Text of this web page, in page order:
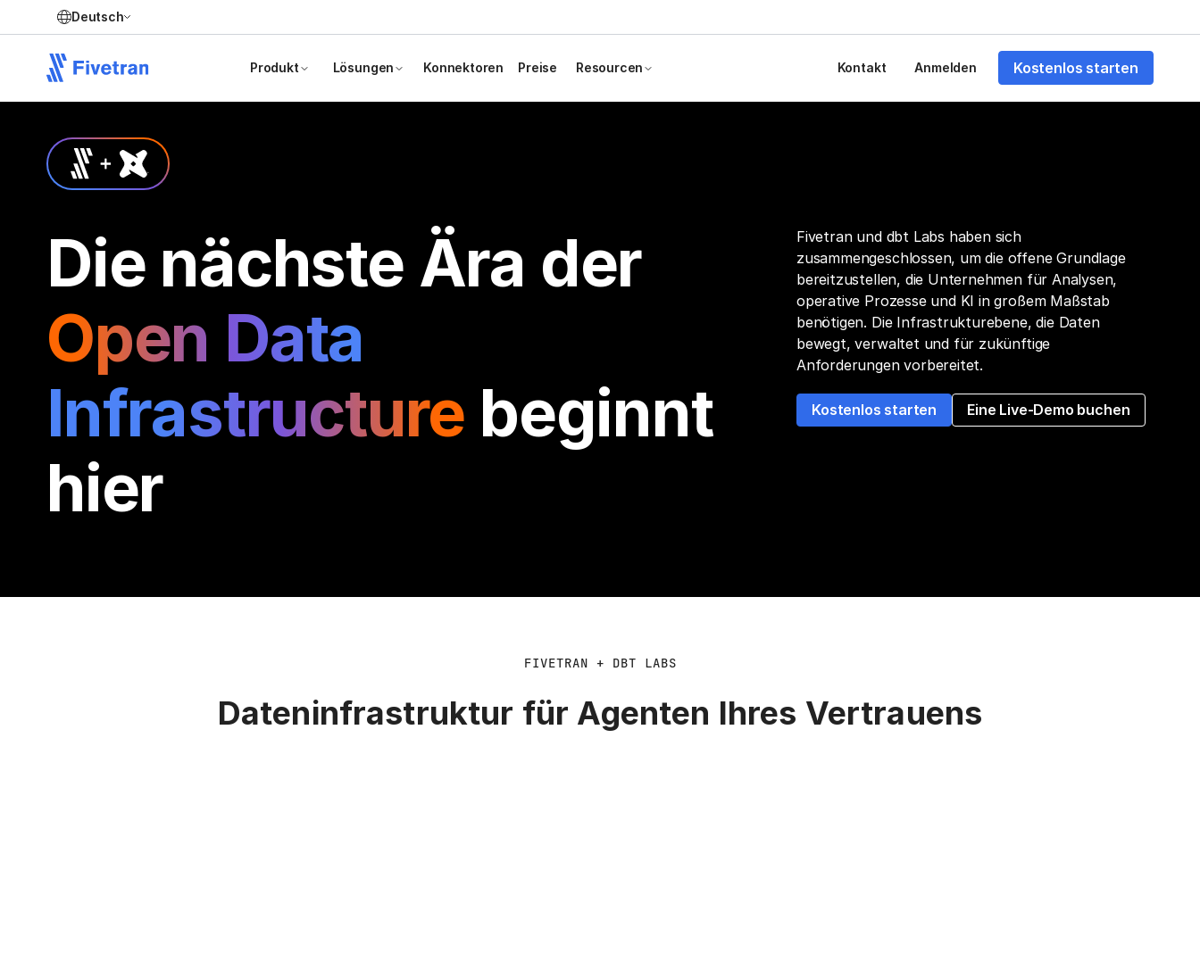
Deutsch
Produkt Lösungen Konnektoren Preise Resourcen Kontakt Anmelden Kostenlos starten
Die nächste Ära der
Open Data
Infrastructure beginnt
hier
Fivetran und dbt Labs haben sich
zusammengeschlossen, um die offene Grundlage
bereitzustellen, die Unternehmen für Analysen,
operative Prozesse und KI in großem Maßstab
benötigen. Die Infrastrukturebene, die Daten
bewegt, verwaltet und für zukünftige
Anforderungen vorbereitet.
Kostenlos starten Eine Live-Demo buchen
FIVETRAN + DBT LABS
Dateninfrastruktur für Agenten Ihres Vertrauens